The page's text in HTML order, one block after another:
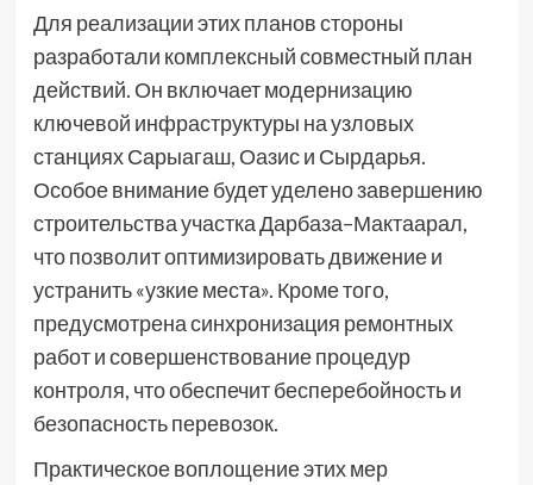
Для реализации этих планов стороны
разработали комплексный совместный план
действий. Он включает модернизацию
ключевой инфраструктуры на узловых
станциях Сарыагаш, Оазис и Сырдарья.
Особое внимание будет уделено завершению
строительства участка Дарбаза–Мактаарал,
что позволит оптимизировать движение и
устранить «узкие места». Кроме того,
предусмотрена синхронизация ремонтных
работ и совершенствование процедур
контроля, что обеспечит бесперебойность и
безопасность перевозок.
Практическое воплощение этих мер